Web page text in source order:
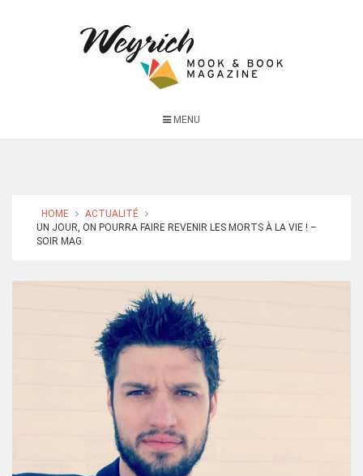
MENU
HOME
ACTUALITÉ
UN JOUR, ON POURRA FAIRE REVENIR LES MORTS À LA VIE ! –
SOIR MAG